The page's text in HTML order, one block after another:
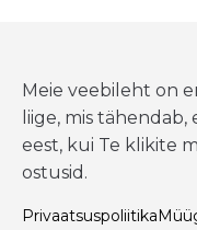
Meie veebileht on
liige, mis tähendab,
eest, kui Te klikite
ostusid.
Privaatsuspoliitika